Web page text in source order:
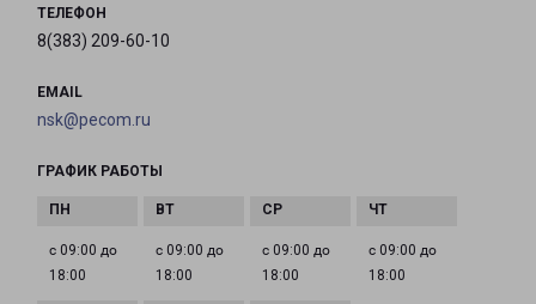
ТЕЛЕФОН
8(383) 209-60-10
EMAIL
nsk@pecom.ru
ГРАФИК РАБОТЫ
с 09:00 до
18:00
с 09:00 до
18:00
с 09:00 до
18:00
с 09:00 до
18:00